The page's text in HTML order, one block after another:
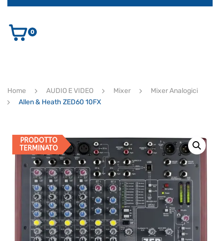
AUDIO E VIDEO
ULTIMI ARRIVI
0
Home AUDIO E VIDEO Mixer
Mixer Analogici
Allen & Heath ZED60 10FX
PRODOTTO
TERMINATO